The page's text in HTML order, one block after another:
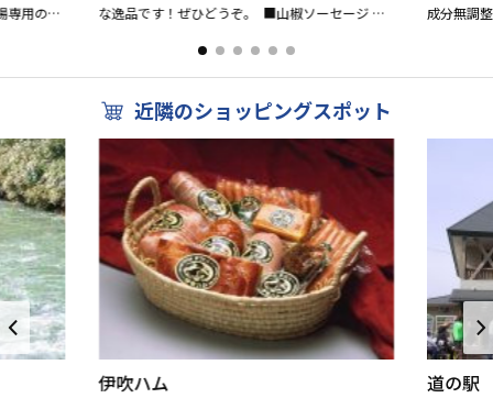
専用のす
な逸品です！ぜひどうぞ。 ■山椒ソーセージ ■
成分無調
近隣のショッピングスポット
伊吹ハム 道の駅